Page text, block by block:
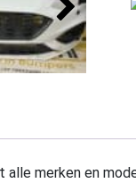
merken en